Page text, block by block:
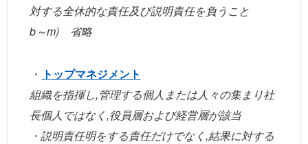
対する全休的な責任及び説明責任を負うこと
b～m) 省略
・ トップマネジメント
組織を指揮し,管理する個人または人々の集まり社
長個人ではなく,役員層および経営層が該当
・説明責任明をする責任だけでなく,結果に対する